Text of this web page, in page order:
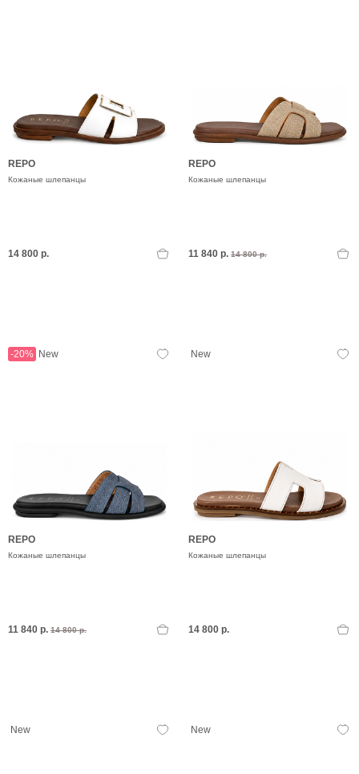
REPO
Кожаные шлепанцы
14 800 р.
REPO
Кожаные шлепанцы
11 840 р. 14 800 р.
-20% New
REPO
Кожаные шлепанцы
11 840 р. 14 800 р.
New
REPO
Кожаные шлепанцы
14 800 р.
New New